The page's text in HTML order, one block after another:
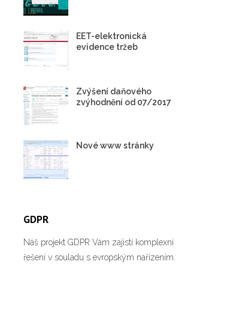
EET-elektronická
evidence tržeb
Zvýšení daňového
zvýhodnění od 07/2017
Nové www stránky
GDPR
Náš projekt GDPR Vám zajistí komplexní
řešení v souladu s evropským nařízením.